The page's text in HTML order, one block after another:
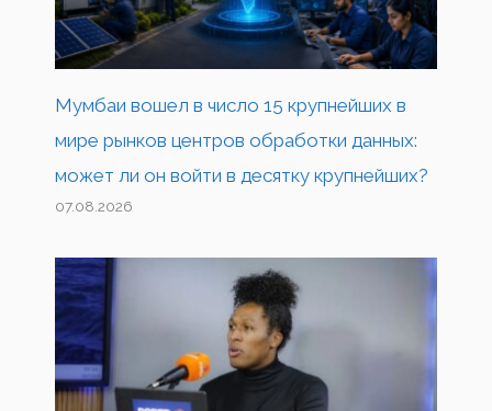
Мумбаи вошел в число 15 крупнейших в
мире рынков центров обработки данных:
может ли он войти в десятку крупнейших?
07.08.2026